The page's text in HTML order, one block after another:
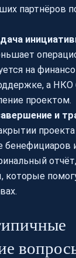
партнёров
на
а НКО
проектом.
и
проекта
бенефициаров
которые